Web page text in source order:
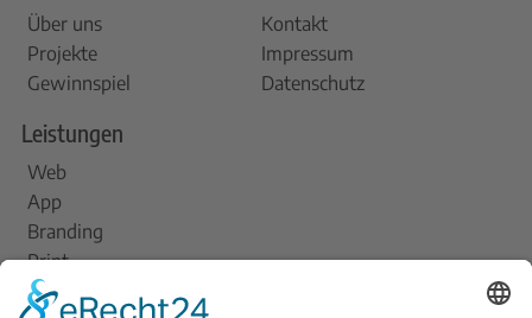
Über uns
Projekte
Gewinnspiel
Kontakt
Impressum
Datenschutz
Leistungen
Web
App
Branding
Print